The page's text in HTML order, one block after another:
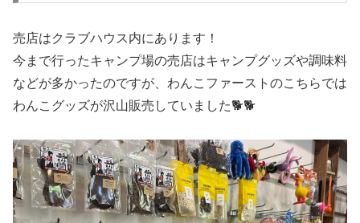
売店はクラブハウス内にあります！
今まで行ったキャンプ場の売店はキャンプグッズや調味料
などが多かったのですが、わんこファーストのこちらでは
わんこグッズが沢山販売していました🐕🐕